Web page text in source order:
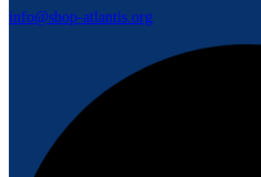
info@shop-atlantis.org